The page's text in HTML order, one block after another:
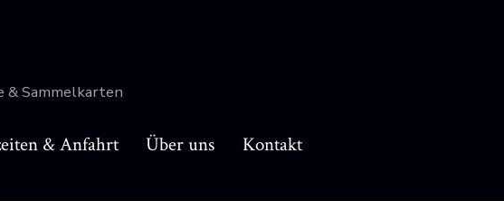
& Sammelkarten
& Anfahrt Über uns Kontakt